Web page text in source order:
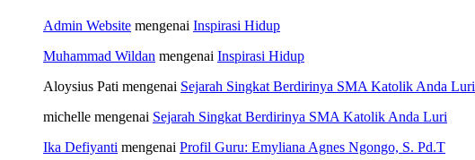
Admin Website mengenai Inspirasi Hidup
Muhammad Wildan mengenai Inspirasi Hidup
Aloysius Pati mengenai Sejarah Singkat Berdirinya SMA Katolik Anda Luri
michelle mengenai Sejarah Singkat Berdirinya SMA Katolik Anda Luri
Ika Defiyanti mengenai Profil Guru: Emyliana Agnes Ngongo, S. Pd.T